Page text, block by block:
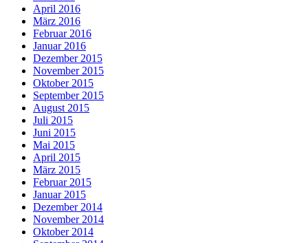
April 2016
März 2016
Februar 2016
Januar 2016
Dezember 2015
November 2015
Oktober 2015
September 2015
August 2015
Juli 2015
Juni 2015
Mai 2015
April 2015
März 2015
Februar 2015
Januar 2015
Dezember 2014
November 2014
Oktober 2014